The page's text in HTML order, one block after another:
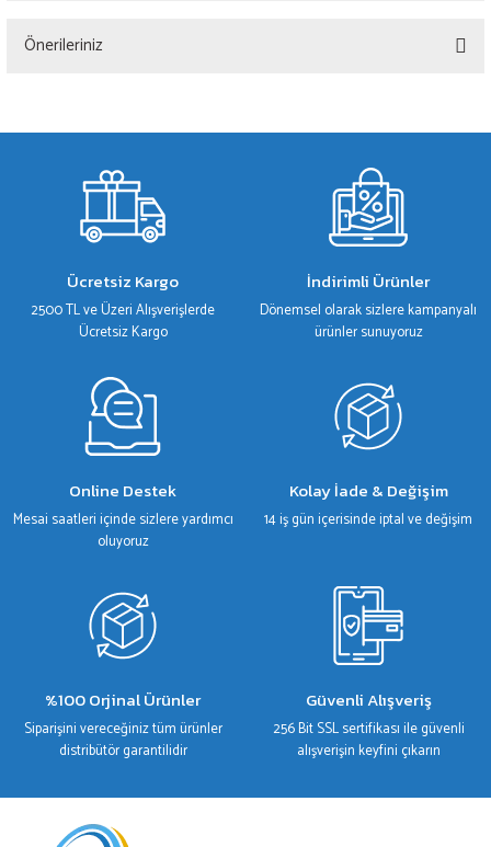
Önerileriniz
gördüğünüz noktaları öneri formunu kullanarak tarafımıza iletebilirsiniz.
Ürün resmi kalitesiz, bozuk veya görüntülenemiyor.
Ürün açıklamasında eksik bilgiler bulunuyor.
Ürün fiyatı diğer sitelerden daha pahalı.
Bu ürüne benzer farklı alternatifler olmalı.
Ücretsiz Kargo
2500 TL ve Üzeri Alışverişlerde
Ücretsiz Kargo
İndirimli Ürünler
Dönemsel olarak sizlere kampanyalı
ürünler sunuyoruz
Online Destek
Mesai saatleri içinde sizlere yardımcı
oluyoruz
Kolay İade & Değişim
14 iş gün içerisinde iptal ve değişim
%100 Orjinal Ürünler
Siparişini vereceğiniz tüm ürünler
distribütör garantilidir
Güvenli Alışveriş
256 Bit SSL sertifikası ile güvenli
alışverişin keyfini çıkarın